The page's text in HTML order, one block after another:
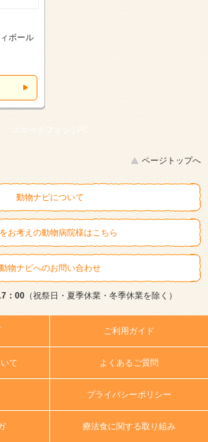
ボール
スマートフォン |
ページトップへ
動物ナビについて
お考えの動物病院様はこちら
動物ナビへのお問い合わせ
：00（祝祭日・夏季休業・冬季休業を除く）
ご利用ガイド
て よくあるご質問
プライバシーポリシー
療法食に関する取り組み